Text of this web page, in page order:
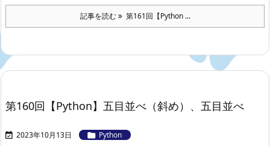
記事を読む 第161回【Python ...
第160回【Python】五目並べ（斜め）、五目並べ
 2023年10月13日  Python